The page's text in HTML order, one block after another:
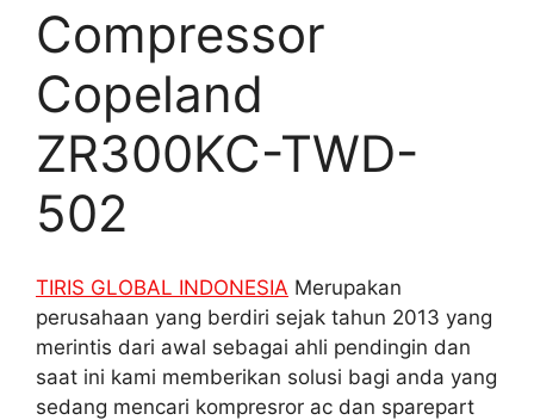
Compressor
Copeland
ZR300KC-TWD-
502
TIRIS GLOBAL INDONESIA Merupakan
perusahaan yang berdiri sejak tahun 2013 yang
merintis dari awal sebagai ahli pendingin dan
saat ini kami memberikan solusi bagi anda yang
sedang mencari kompresror ac dan sparepart